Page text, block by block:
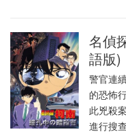
名偵
語版)
警官連
的恐怖
此兇殺
進行搜